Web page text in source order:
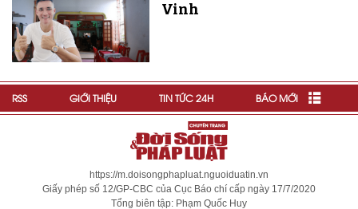
Vinh
RSS GIỚI THIỆU TIN TỨC 24H BÁO MỚI
https://m.doisongphapluat.nguoiduatin.vn
Giấy phép số 12/GP-CBC của Cục Báo chí cấp ngày 17/7/2020
Tổng biên tập: Phạm Quốc Huy